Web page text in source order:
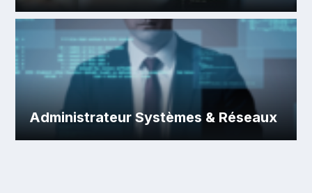
Administrateur Systèmes & Réseaux